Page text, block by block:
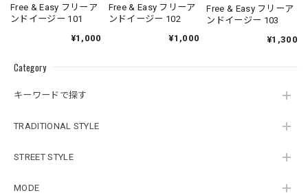
Category
キーワードで探す
TRADITIONAL STYLE
STREET STYLE
MODE
Free & Easy フリーア
ンドイージー 101
¥1,000
Free & Easy フリーア
ンドイージー 102
¥1,000
Free & Easy フリーア
ンドイージー 103
¥1,300